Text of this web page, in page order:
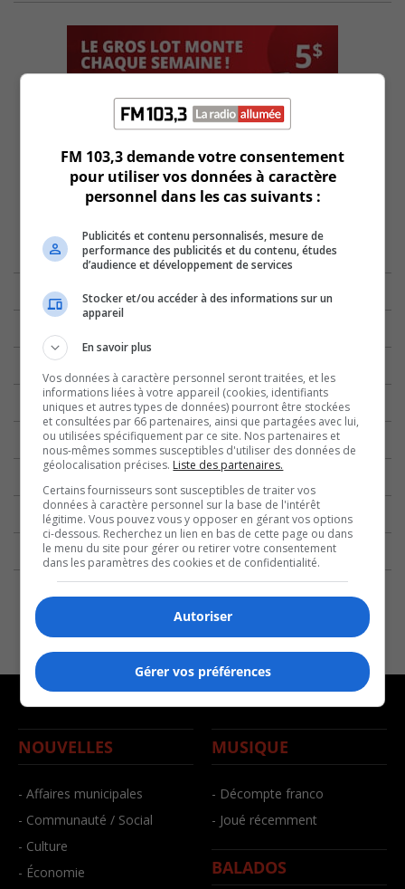
NOUVELLES
- Affaires municipales
- Communauté / Social
- Culture
- Économie
MUSIQUE
- Décompte franco
- Joué récemment
BALADOS
FM 103,3 demande votre consentement
pour utiliser vos données à caractère
personnel dans les cas suivants :
Publicités et contenu personnalisés, mesure de
performance des publicités et du contenu, études
d’audience et développement de services
Stocker et/ou accéder à des informations sur un
appareil
En savoir plus
Vos données à caractère personnel seront traitées, et les
informations liées à votre appareil (cookies, identifiants
uniques et autres types de données) pourront être stockées
et consultées par 66 partenaires, ainsi que partagées avec lui,
ou utilisées spécifiquement par ce site. Nos partenaires et
nous-mêmes sommes susceptibles d'utiliser des données de
géolocalisation précises. Liste des partenaires.
Certains fournisseurs sont susceptibles de traiter vos
données à caractère personnel sur la base de l'intérêt
légitime. Vous pouvez vous y opposer en gérant vos options
ci-dessous. Recherchez un lien en bas de cette page ou dans
le menu du site pour gérer ou retirer votre consentement
dans les paramètres des cookies et de confidentialité.
Autoriser
Gérer vos préférences